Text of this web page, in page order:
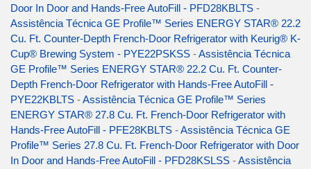
Door In Door and Hands-Free AutoFill - PFD28KBLTS -
Assistência Técnica GE Profile™ Series ENERGY STAR® 22.2
Cu. Ft. Counter-Depth French-Door Refrigerator with Keurig® K-
Cup® Brewing System - PYE22PSKSS -Assistência Técnica
GE Profile™ Series ENERGY STAR® 22.2 Cu. Ft. Counter-
Depth French-Door Refrigerator with Hands-Free AutoFill -
PYE22KBLTS -Assistência Técnica GE Profile™ Series
ENERGY STAR® 27.8 Cu. Ft. French-Door Refrigerator with
Hands-Free AutoFill - PFE28KBLTS -Assistência Técnica GE
Profile™ Series 27.8 Cu. Ft. French-Door Refrigerator with Door
In Door and Hands-Free AutoFill - PFD28KSLSS -Assistência